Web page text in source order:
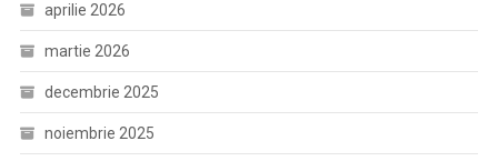
aprilie 2026
martie 2026
decembrie 2025
noiembrie 2025